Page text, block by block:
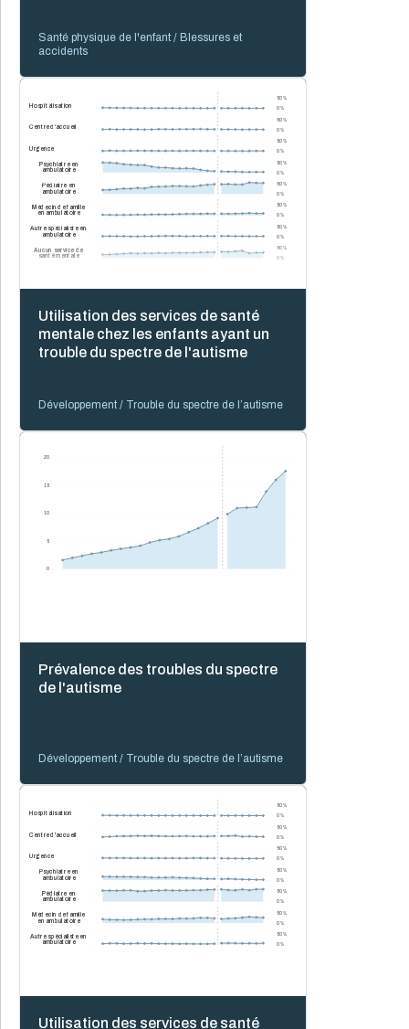
Santé physique de l'enfant / Blessures et
accidents
0 %
50 %
0 %
50 %
0 %
50 %
0 %
50 %
0 %
50 %
0 %
50 %
0 %
50 %
0 %
50 %
Hospitalisation
Centre d'accueil
Urgence
Psychiatre en
ambulatoire
Pédiatre en
ambulatoire
Médecin de famille
en ambulatoire
Autre spécialiste en
ambulatoire
Aucun service de
santé mentale
Utilisation des services de santé
mentale chez les enfants ayant un
trouble du spectre de l'autisme
Développement / Trouble du spectre de l’autisme
0
5
10
15
20
Prévalence des troubles du spectre
de l'autisme
Développement / Trouble du spectre de l’autisme
0 %
50 %
0 %
50 %
0 %
50 %
0 %
50 %
0 %
50 %
0 %
50 %
0 %
50 %
Hospitalisation
Centre d'accueil
Urgence
Psychiatre en
ambulatoire
Pédiatre en
ambulatoire
Médecin de famille
en ambulatoire
Autre spécialiste en
ambulatoire
Utilisation des services de santé